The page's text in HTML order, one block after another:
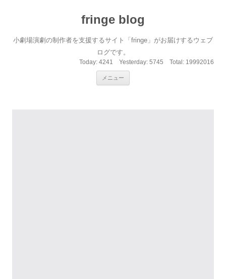
fringe blog
小劇場演劇の制作者を支援するサイト「fringe」がお届けするウェブ
ログです。
Today: 4241 Yesterday: 5745 Total: 19992016
メニュー